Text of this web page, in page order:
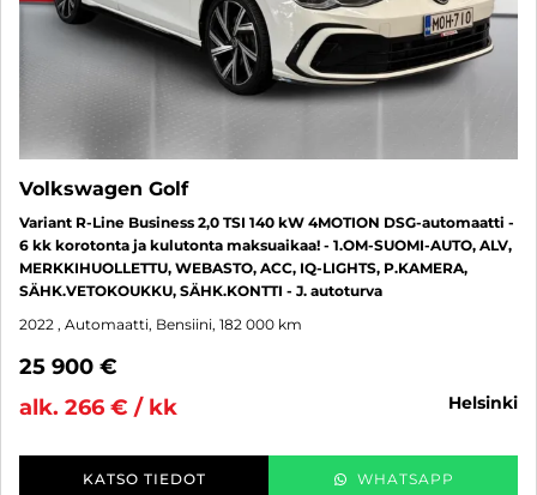
Volkswagen Golf
Variant R-Line Business 2,0 TSI 140 kW 4MOTION DSG-automaatti -
6 kk korotonta ja kulutonta maksuaikaa! - 1.OM-SUOMI-AUTO, ALV,
MERKKIHUOLLETTU, WEBASTO, ACC, IQ-LIGHTS, P.KAMERA,
SÄHK.VETOKOUKKU, SÄHK.KONTTI - J. autoturva
2022 , Automaatti, Bensiini, 182 000 km
25 900 €
alk. 266 € / kk
helsinki
KATSO TIEDOT WHATSAPP